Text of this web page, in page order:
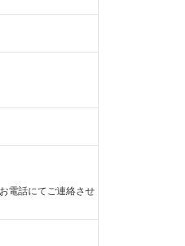
電話にてご連絡させ